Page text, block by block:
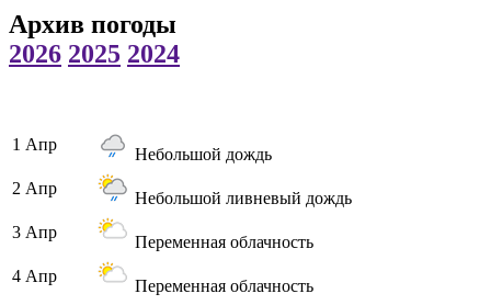
Архив погоды
2026 2025 2024
1 Апр
Небольшой дождь
2 Апр
Небольшой ливневый дождь
3 Апр
Переменная облачность
4 Апр
Переменная облачность